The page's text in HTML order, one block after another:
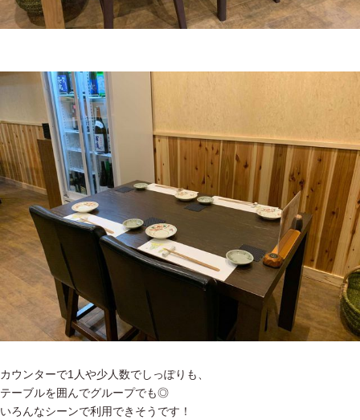
カウンターで1人や少人数でしっぽりも、
テーブルを囲んでグループでも◎
いろんなシーンで利用できそうです！